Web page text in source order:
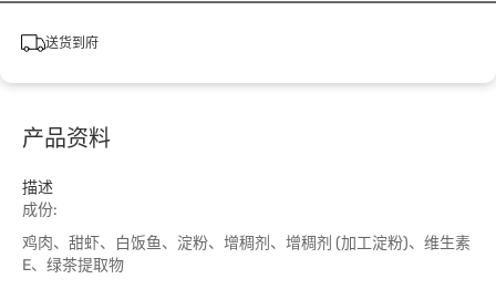
送货到府
产品资料
描述
成份:
鸡肉、甜虾、白饭鱼、淀粉、增稠剂、增稠剂 (加工淀粉)、维生素
E、绿茶提取物